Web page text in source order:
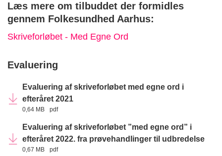
Læs mere om tilbuddet der formidles
gennem Folkesundhed Aarhus:
Skriveforløbet - Med Egne Ord
Evaluering
Evaluering af skriveforløbet med egne ord i
efteråret 2021
0,64 MB pdf
Evaluering af skriveforløbet ”med egne ord” i
efteråret 2022. fra prøvehandlinger til udbredelse
0,67 MB pdf